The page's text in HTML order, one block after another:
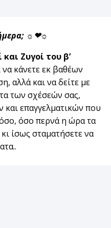
☼❤☼
και Ζυγοί του β’
να κάνετε εκ βαθέων
αλλά και να δείτε με
των σχέσεών σας,
επαγγελματικών που
όσο περνά η ώρα τα
ίσως σταματήσετε να